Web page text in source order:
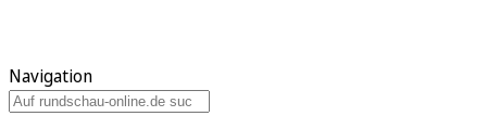
Navigation